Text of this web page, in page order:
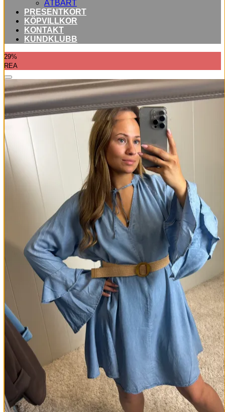
ÄTBART
PRESENTKORT
KÖPVILLKOR
KONTAKT
KUNDKLUBB
29%
REA